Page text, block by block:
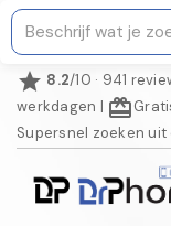
star 8.2/10 · 941
werkdagen | redeem
Supersnel zoeken